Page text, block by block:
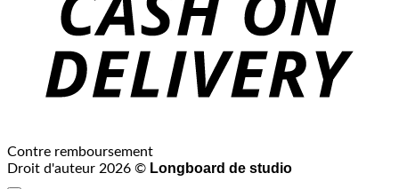
Contre remboursement
Droit d'auteur 2026 © Longboard de studio